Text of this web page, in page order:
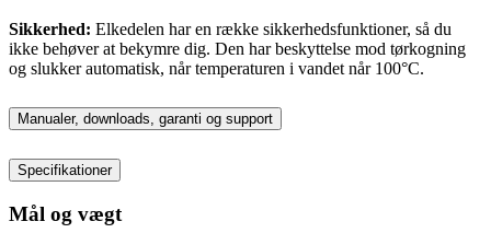
Sikkerhed: Elkedelen har en række sikkerhedsfunktioner, så du
ikke behøver at bekymre dig. Den har beskyttelse mod tørkogning
og slukker automatisk, når temperaturen i vandet når 100°C.
Manualer, downloads, garanti og support
Specifikationer
Mål og vægt